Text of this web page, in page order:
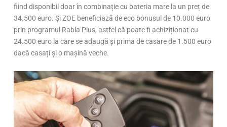
fiind disponibil doar în combinație cu bateria mare la un preț de
34.500 euro. Și ZOE beneficiază de eco bonusul de 10.000 euro
prin programul Rabla Plus, astfel că poate fi achiziționat cu
24.500 euro la care se adaugă și prima de casare de 1.500 euro
dacă casați și o mașină veche.